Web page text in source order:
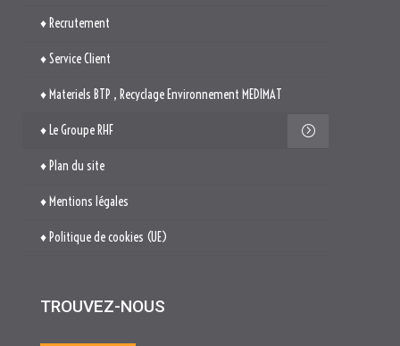
♦ Recrutement
♦ Service Client
♦ Materiels BTP , Recyclage Environnement MEDIMAT
♦ Le Groupe RHF
♦ Plan du site
♦ Mentions légales
♦ Politique de cookies (UE)
TROUVEZ-NOUS